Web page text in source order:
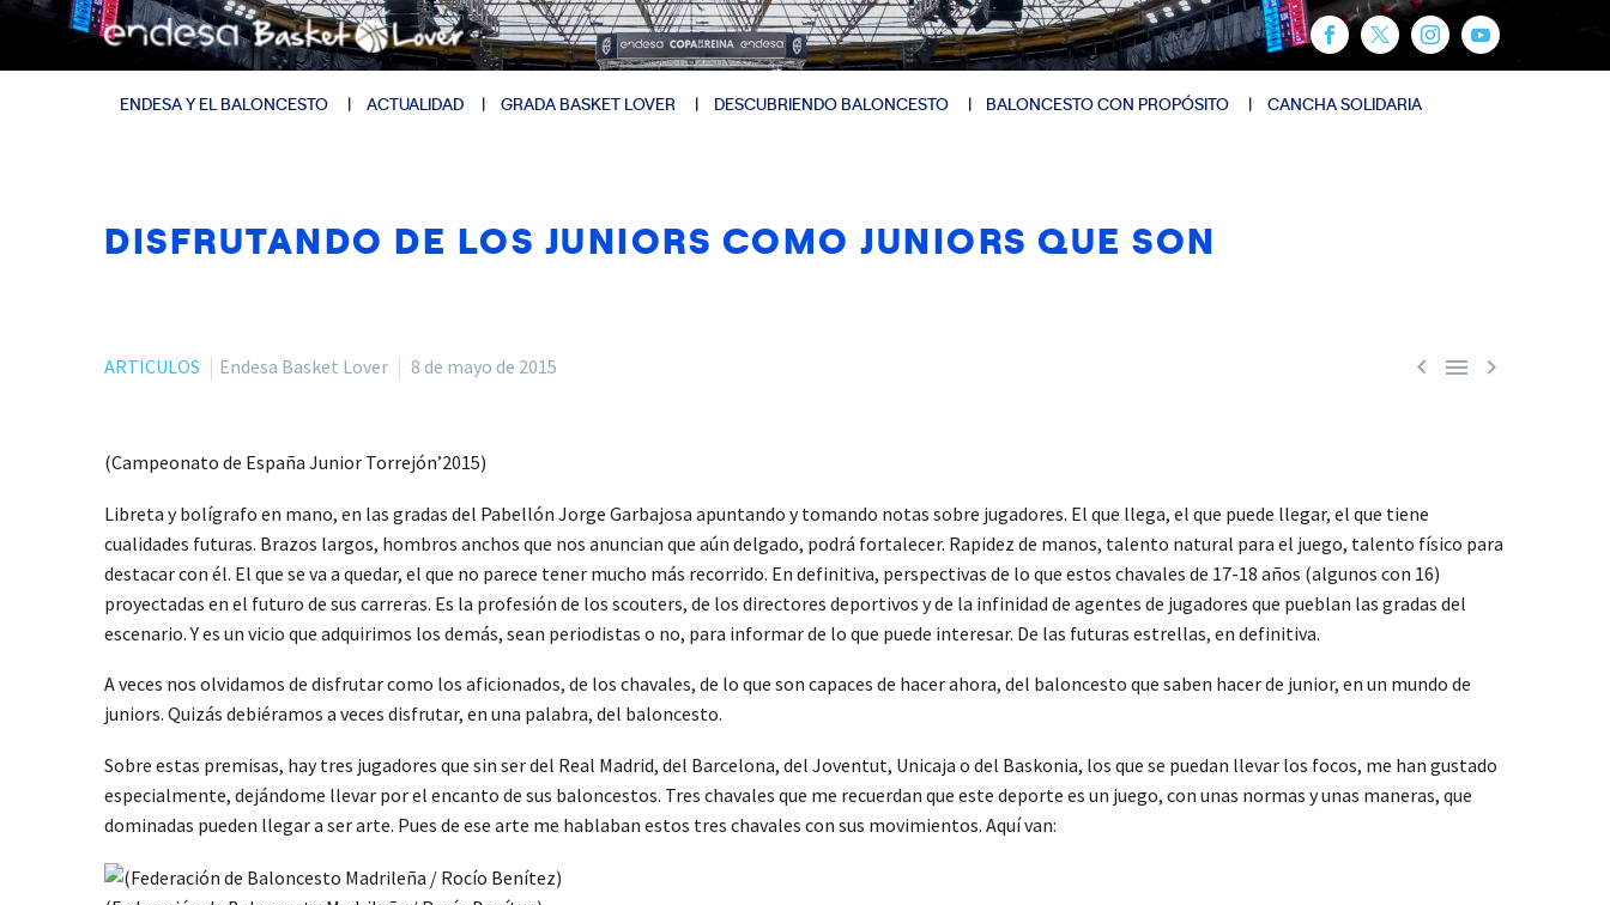
ENDESA Y EL BALONCESTO ACTUALIDAD GRADA BASKET LOVER DESCUBRIENDO BALONCESTO BALONCESTO CON PROPÓSITO CANCHA SOLIDARIA
DISFRUTANDO DE LOS JUNIORS COMO JUNIORS QUE SON
  
ARTICULOS Endesa Basket Lover 8 de mayo de 2015
(Campeonato de España Junior Torrejón’2015)
Libreta y bolígrafo en mano, en las gradas del Pabellón Jorge Garbajosa apuntando y tomando notas sobre jugadores. El que llega, el que puede llegar, el que tiene
cualidades futuras. Brazos largos, hombros anchos que nos anuncian que aún delgado, podrá fortalecer. Rapidez de manos, talento natural para el juego, talento físico para
destacar con él. El que se va a quedar, el que no parece tener mucho más recorrido. En definitiva, perspectivas de lo que estos chavales de 17-18 años (algunos con 16)
proyectadas en el futuro de sus carreras. Es la profesión de los scouters, de los directores deportivos y de la infinidad de agentes de jugadores que pueblan las gradas del
escenario. Y es un vicio que adquirimos los demás, sean periodistas o no, para informar de lo que puede interesar. De las futuras estrellas, en definitiva.
A veces nos olvidamos de disfrutar como los aficionados, de los chavales, de lo que son capaces de hacer ahora, del baloncesto que saben hacer de junior, en un mundo de
juniors. Quizás debiéramos a veces disfrutar, en una palabra, del baloncesto.
Sobre estas premisas, hay tres jugadores que sin ser del Real Madrid, del Barcelona, del Joventut, Unicaja o del Baskonia, los que se puedan llevar los focos, me han gustado
especialmente, dejándome llevar por el encanto de sus baloncestos. Tres chavales que me recuerdan que este deporte es un juego, con unas normas y unas maneras, que
dominadas pueden llegar a ser arte. Pues de ese arte me hablaban estos tres chavales con sus movimientos. Aquí van: